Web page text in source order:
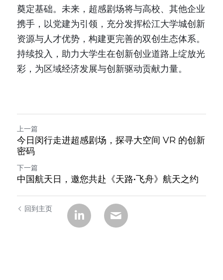
奠定基础。未来，超感剧场将与高校、其他企业
携手，以党建为引领，充分发挥松江大学城创新
资源与人才优势，构建更完善的双创生态体系。
持续投入，助力大学生在创新创业道路上绽放光
彩，为区域经济发展与创新驱动贡献力量。
上一篇
今日闵行走进超感剧场，探寻大空间 VR 的创新
密码
下一篇
中国航天日，邀您共赴《天路•飞舟》航天之约​
回到主页